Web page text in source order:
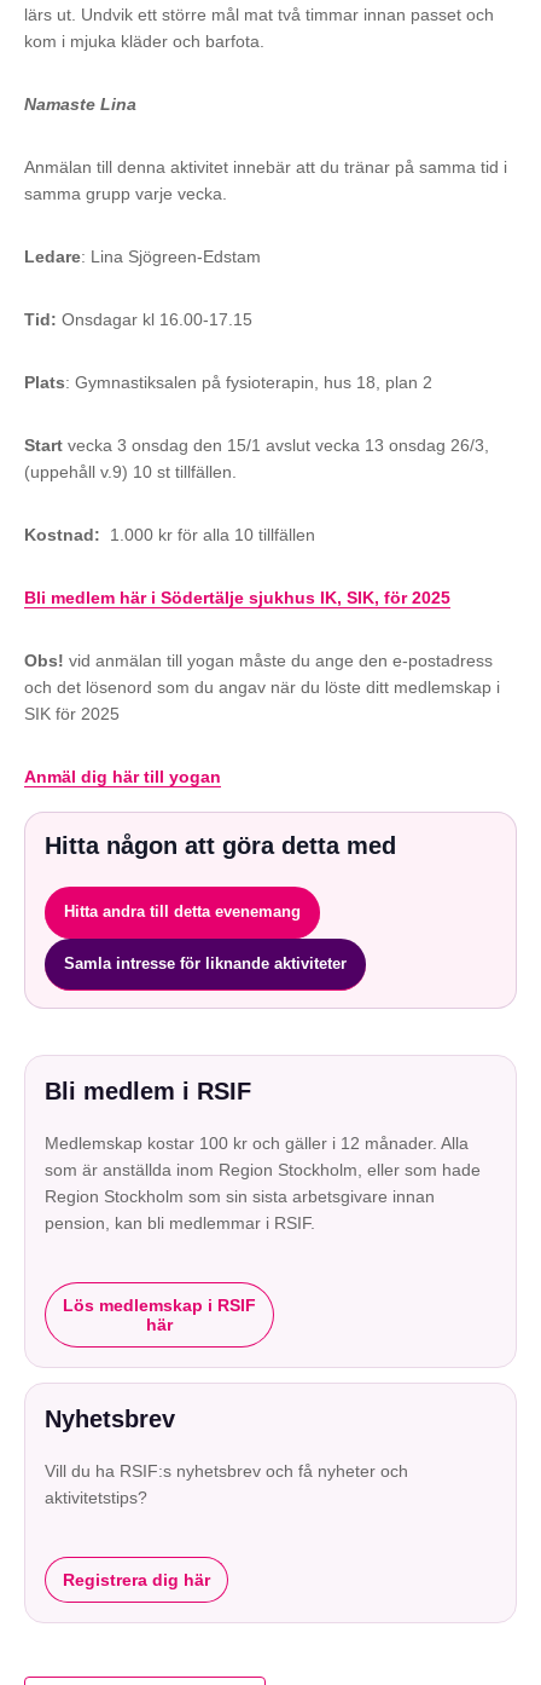
lärs ut. Undvik ett större mål mat två timmar innan passet och
kom i mjuka kläder och barfota.
Namaste Lina
Anmälan till denna aktivitet innebär att du tränar på samma tid i
samma grupp varje vecka.
Ledare: Lina Sjögreen-Edstam
Tid: Onsdagar kl 16.00-17.15
Plats: Gymnastiksalen på fysioterapin, hus 18, plan 2
Start vecka 3 onsdag den 15/1 avslut vecka 13 onsdag 26/3,
(uppehåll v.9) 10 st tillfällen.
Kostnad: 1.000 kr för alla 10 tillfällen
Bli medlem häri Södertälje sjukhus IK, SIK, för 2025
Obs! vid anmälan till yogan måste du ange den e-postadress
och det lösenord som du angav när du löste ditt medlemskap i
SIK för 2025
Anmäl dig här till yogan
Hitta någon att göra detta med
Hitta andra till detta evenemang
Samla intresse för liknande aktiviteter
Bli medlem i RSIF
Medlemskap kostar 100 kr och gäller i 12 månader. Alla
som är anställda inom Region Stockholm, eller som hade
Region Stockholm som sin sista arbetsgivare innan
pension, kan bli medlemmar i RSIF.
Lös medlemskap i RSIF
här
Nyhetsbrev
Vill du ha RSIF:s nyhetsbrev och få nyheter och
aktivitetstips?
Registrera dig här